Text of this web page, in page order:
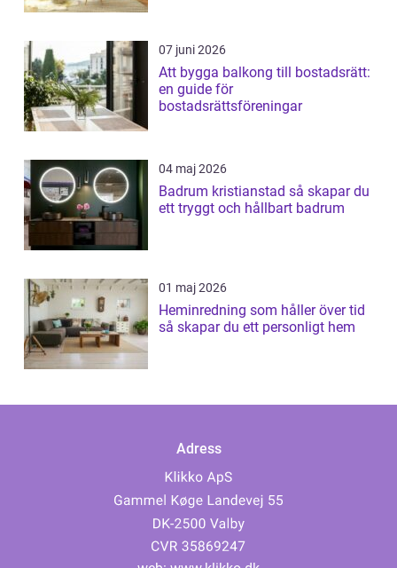
07 juni 2026
Att bygga balkong till bostadsrätt:
en guide för
bostadsrättsföreningar
04 maj 2026
Badrum kristianstad så skapar du
ett tryggt och hållbart badrum
01 maj 2026
Heminredning som håller över tid
så skapar du ett personligt hem
Adress